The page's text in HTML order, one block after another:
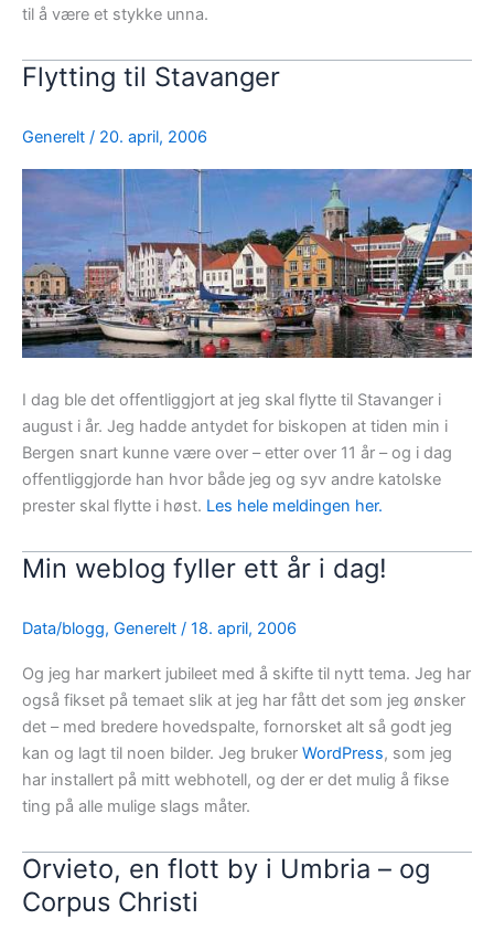
til å være et stykke unna.
Flytting til Stavanger
Generelt / 20. april, 2006
I dag ble det offentliggjort at jeg skal flytte til Stavanger i
august i år. Jeg hadde antydet for biskopen at tiden min i
Bergen snart kunne være over – etter over 11 år – og i dag
offentliggjorde han hvor både jeg og syv andre katolske
prester skal flytte i høst. Les hele meldingen her.
Min weblog fyller ett år i dag!
Data/blogg, Generelt / 18. april, 2006
Og jeg har markert jubileet med å skifte til nytt tema. Jeg har
også fikset på temaet slik at jeg har fått det som jeg ønsker
det – med bredere hovedspalte, fornorsket alt så godt jeg
kan og lagt til noen bilder. Jeg bruker WordPress, som jeg
har installert på mitt webhotell, og der er det mulig å fikse
ting på alle mulige slags måter.
Orvieto, en flott by i Umbria – og
Corpus Christi